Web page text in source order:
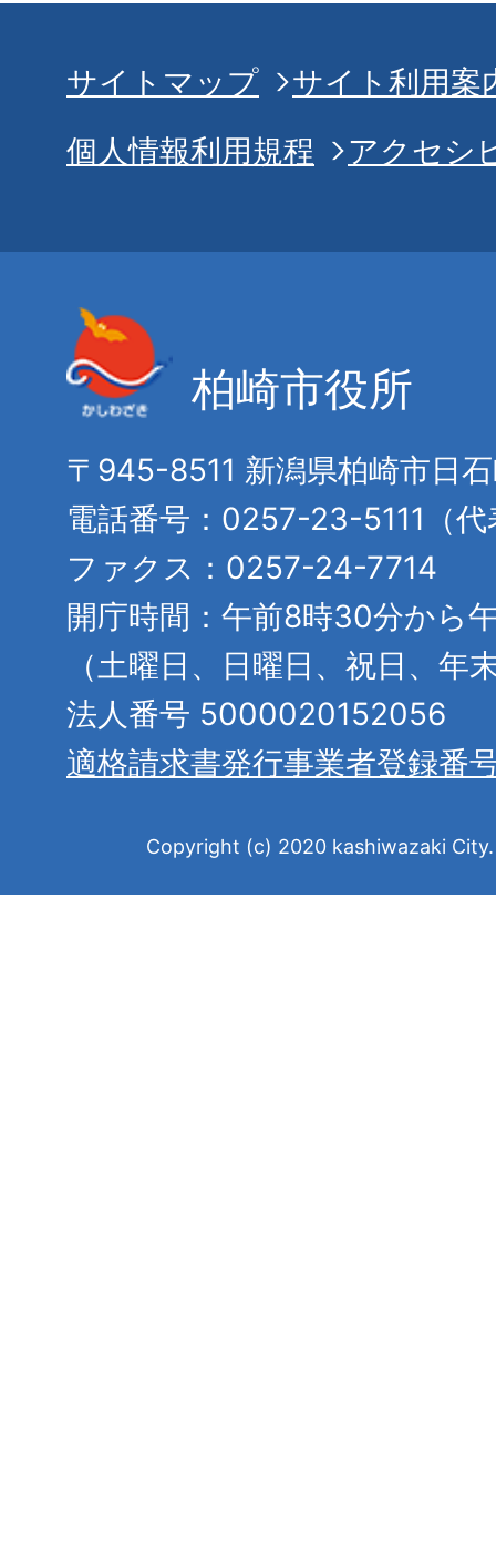
サイトマップ
サイト利用案
個人情報利用規程
アクセシ
柏崎市役所
〒945-8511 新潟県柏崎市日
電話番号：0257-23-5111（代
ファクス：0257-24-7714
開庁時間：午前8時30分から
（土曜日、日曜日、祝日、年
法人番号 5000020152056
適格請求書発行事業者登録番
Copyright (c) 2020 kashiwazaki